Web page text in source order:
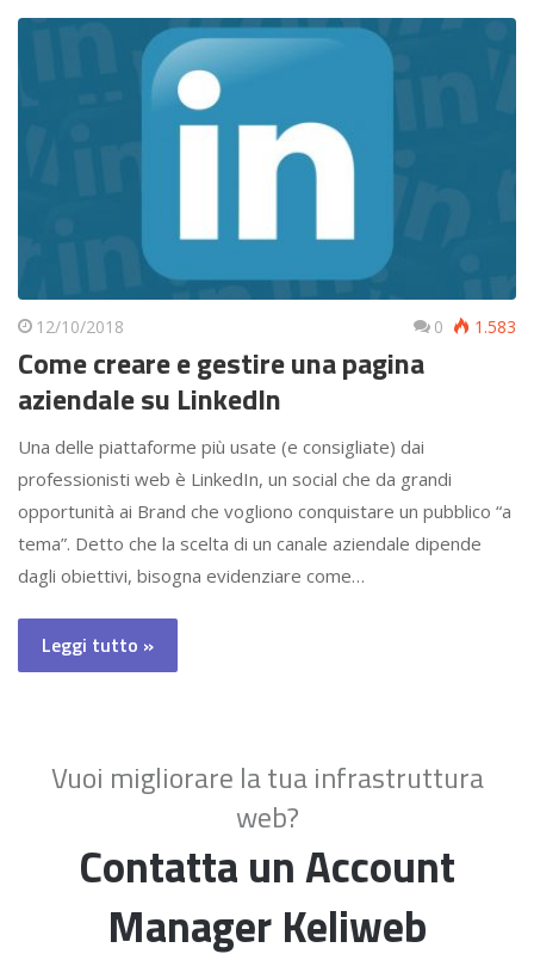
12/10/2018 0 1.583
Come creare e gestire una pagina
aziendale su LinkedIn
Una delle piattaforme più usate (e consigliate) dai
professionisti web è LinkedIn, un social che da grandi
opportunità ai Brand che vogliono conquistare un pubblico “a
tema”. Detto che la scelta di un canale aziendale dipende
dagli obiettivi, bisogna evidenziare come…
Leggi tutto »
Vuoi migliorare la tua infrastruttura
web?
Contatta un Account
Manager Keliweb